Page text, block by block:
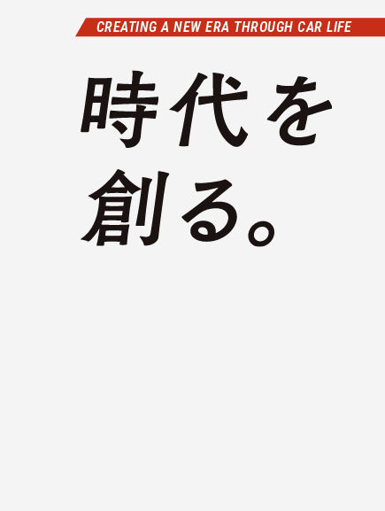
CREATING A NEW ERA THROUGH CAR LIFE